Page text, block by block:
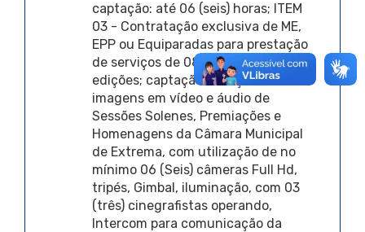
captação: até 06 (seis) horas; ITEM
03 - Contratação exclusiva de ME,
EPP ou Equiparadas para prestação
de serviços de 08 (oito) captações e
edições; captação e edição de
imagens em vídeo e áudio de
Sessões Solenes, Premiações e
Homenagens da Câmara Municipal
de Extrema, com utilização de no
mínimo 06 (Seis) câmeras Full Hd,
tripés, Gimbal, iluminação, com 03
(três) cinegrafistas operando,
Intercom para comunicação da